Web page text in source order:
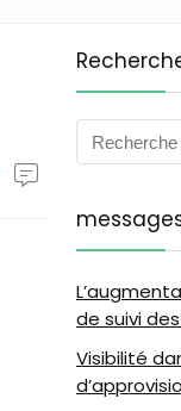
de suivi
Visibilité